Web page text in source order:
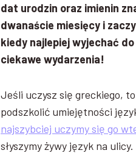
dat urodzin oraz imienin
dwanaście miesięcy i
kiedy najlepiej wyjechać
ciekawe wydarzenia!
Jeśli uczysz się greckiego,
podszkolić umiejętności
najszybciej uczymy się go
słyszymy żywy język na